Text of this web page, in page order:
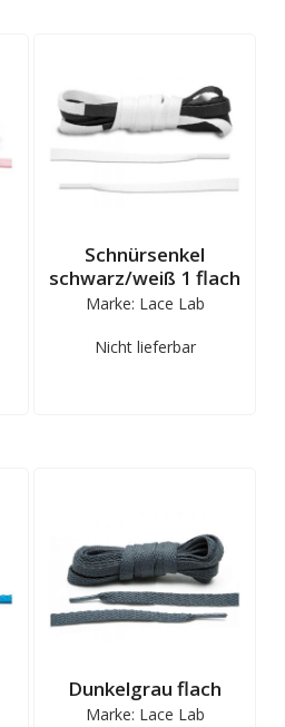
Schnürsenkel
schwarz/weiß 1 flach
Marke: Lace Lab
Nicht lieferbar
Dunkelgrau flach
Marke: Lace Lab